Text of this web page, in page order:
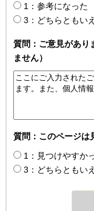
1：参考になった
3：どちらともい
質問：ご意見があり
ません）
質問：このページは
1：見つけやすか
3：どちらともい